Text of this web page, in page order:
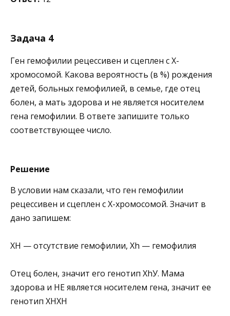
Задача 4
Ген гемофилии рецессивен и сцеплен с X-
хромосомой. Какова вероятность (в %) рождения
детей, больных гемофилией, в семье, где отец
болен, а мать здорова и не является носителем
гена гемофилии. В ответе запишите только
соответствующее число.
Решение
В условии нам сказали, что ген гемофилии
рецессивен и сцеплен с X-хромосомой. Значит в
дано запишем:
ХH — отсутствие гемофилии, Хh — гемофилия
Отец болен, значит его генотип ХhУ. Мама
здорова и НЕ является носителем гена, значит ее
генотип ХНХН